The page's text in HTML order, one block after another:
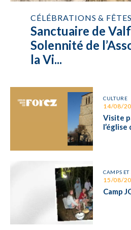
CÉLÉBRATIONS &
Sanctuaire de
Solennité de
la Vi...
CULTURE
14/08/
Visite
CAMPS ET
15/08/
Camp